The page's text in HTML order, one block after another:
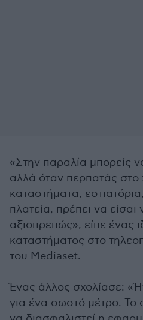
«Στην παραλία μπορείς
αλλά όταν περπατάς στο
καταστήματα,
πλατεία, πρέπει να είσαι
αξιοπρεπώς», είπε ένας
καταστήματος στο
του Mediaset.
Ένας άλλος σχολίασε:
για ένα σωστό μέτρο. Το